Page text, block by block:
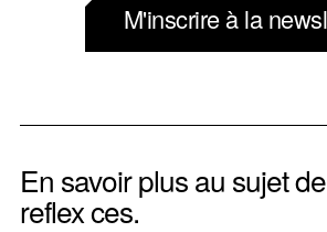
M'inscrire à la
En savoir plus au sujet de
reflex ces.